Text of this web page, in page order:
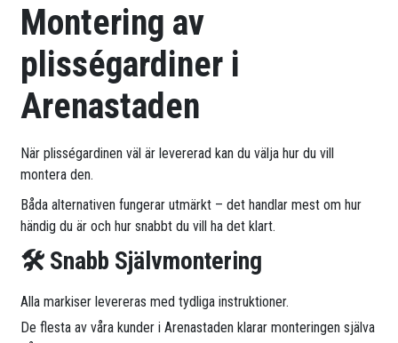
Montering av
plisségardiner i
Arenastaden
När plisségardinen väl är levererad kan du välja hur du vill
montera den.
Båda alternativen fungerar utmärkt – det handlar mest om hur
händig du är och hur snabbt du vill ha det klart.
🛠 Snabb Självmontering
Alla markiser levereras med tydliga instruktioner.
De flesta av våra kunder i Arenastaden klarar monteringen själva